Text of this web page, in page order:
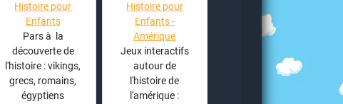
Histoire pour
Enfants
Pars à la
découverte de
l'histoire : vikings,
grecs, romains,
égyptiens
Histoire pour
Enfants -
Amérique
Jeux interactifs
autour de
l'histoire de
l'amérique :